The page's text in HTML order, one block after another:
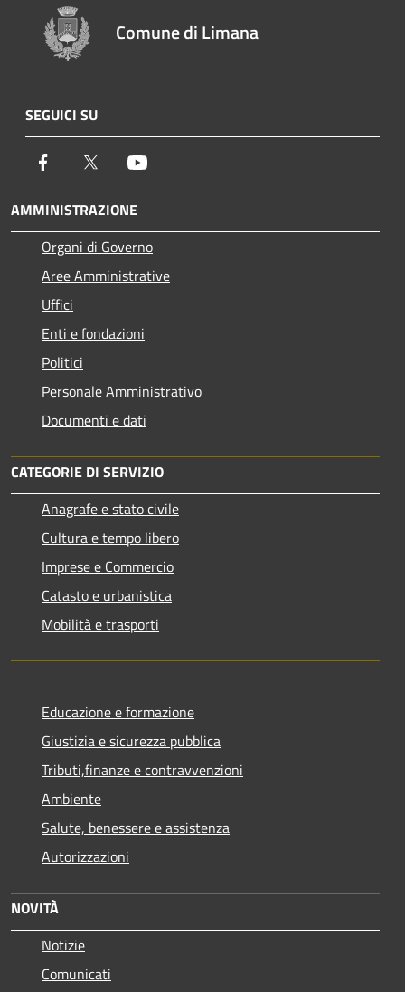
Comune di Limana
SEGUICI SU
Facebook Twitter
AMMINISTRAZIONE
Organi di Governo
Aree Amministrative
Uffici
Enti e fondazioni
Politici
Personale Amministrativo
Documenti e dati
CATEGORIE DI SERVIZIO
Anagrafe e stato civile
Cultura e tempo libero
Imprese e Commercio
Catasto e urbanistica
Mobilità e trasporti
Educazione e formazione
Giustizia e sicurezza pubblica
Tributi,finanze e contravvenzioni
Ambiente
Salute, benessere e assistenza
Autorizzazioni
NOVITÀ
Notizie
Comunicati